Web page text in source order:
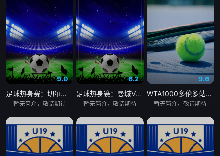
9.0
足球热身赛：切尔西VS尤文图斯20260805
暂无简介，敬请期待
6.2
足球热身赛：曼城VSK联赛全明星20260805
暂无简介，敬请期待
9.6
WTA1000多伦多站女单第二轮：陶森VS巴图科娃
暂无简介，敬请期待